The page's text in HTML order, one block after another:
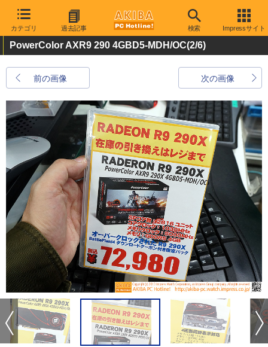
カテゴリ 過去記事 検索 Impressサイト
PowerColor AXR9 290 4GBD5-MDH/OC(2/6)
前の画像 次の画像